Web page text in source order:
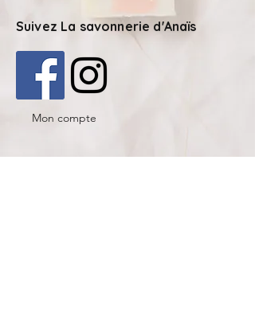
Suivez La savonnerie d'Anaïs
Mon compte